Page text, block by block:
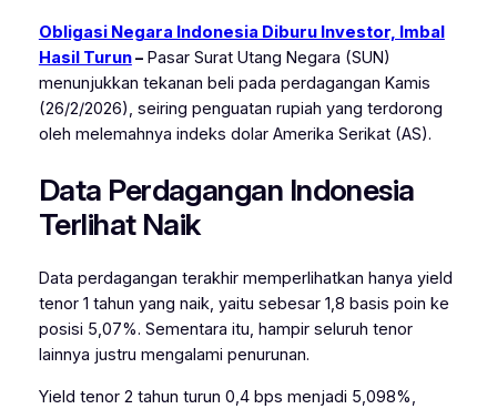
Obligasi Negara Indonesia Diburu Investor, Imbal
Hasil Turun–Pasar Surat Utang Negara (SUN)
menunjukkan tekanan beli pada perdagangan Kamis
(26/2/2026), seiring penguatan rupiah yang terdorong
oleh melemahnya indeks dolar Amerika Serikat (AS).
Data Perdagangan Indonesia
Terlihat Naik
Data perdagangan terakhir memperlihatkan hanya yield
tenor 1 tahun yang naik, yaitu sebesar 1,8 basis poin ke
posisi 5,07%. Sementara itu, hampir seluruh tenor
lainnya justru mengalami penurunan.
Yield tenor 2 tahun turun 0,4 bps menjadi 5,098%,